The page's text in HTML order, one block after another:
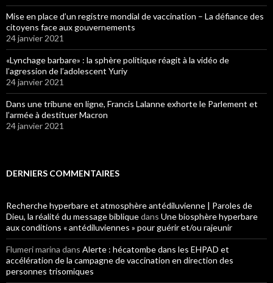
Mise en place d’un registre mondial de vaccination – La défiance des
citoyens face aux gouvernements
24 janvier 2021
«Lynchage barbare» : la sphère politique réagit à la vidéo de
l’agression de l’adolescent Yuriy
24 janvier 2021
Dans une tribune en ligne, Francis Lalanne exhorte le Parlement et
l’armée à destituer Macron
24 janvier 2021
DERNIERS COMMENTAIRES
Recherche hyperbare et atmosphère antédiluvienne | Paroles de
Dieu, la réalité du message bibliquedans Une biosphère hyperbare
aux conditions « antédiluviennes » pour guérir et/ou rajeunir
Flumeri marina dans Alerte : hécatombe dans les EHPAD et
accélération de la campagne de vaccination en direction des
personnes trisomiques